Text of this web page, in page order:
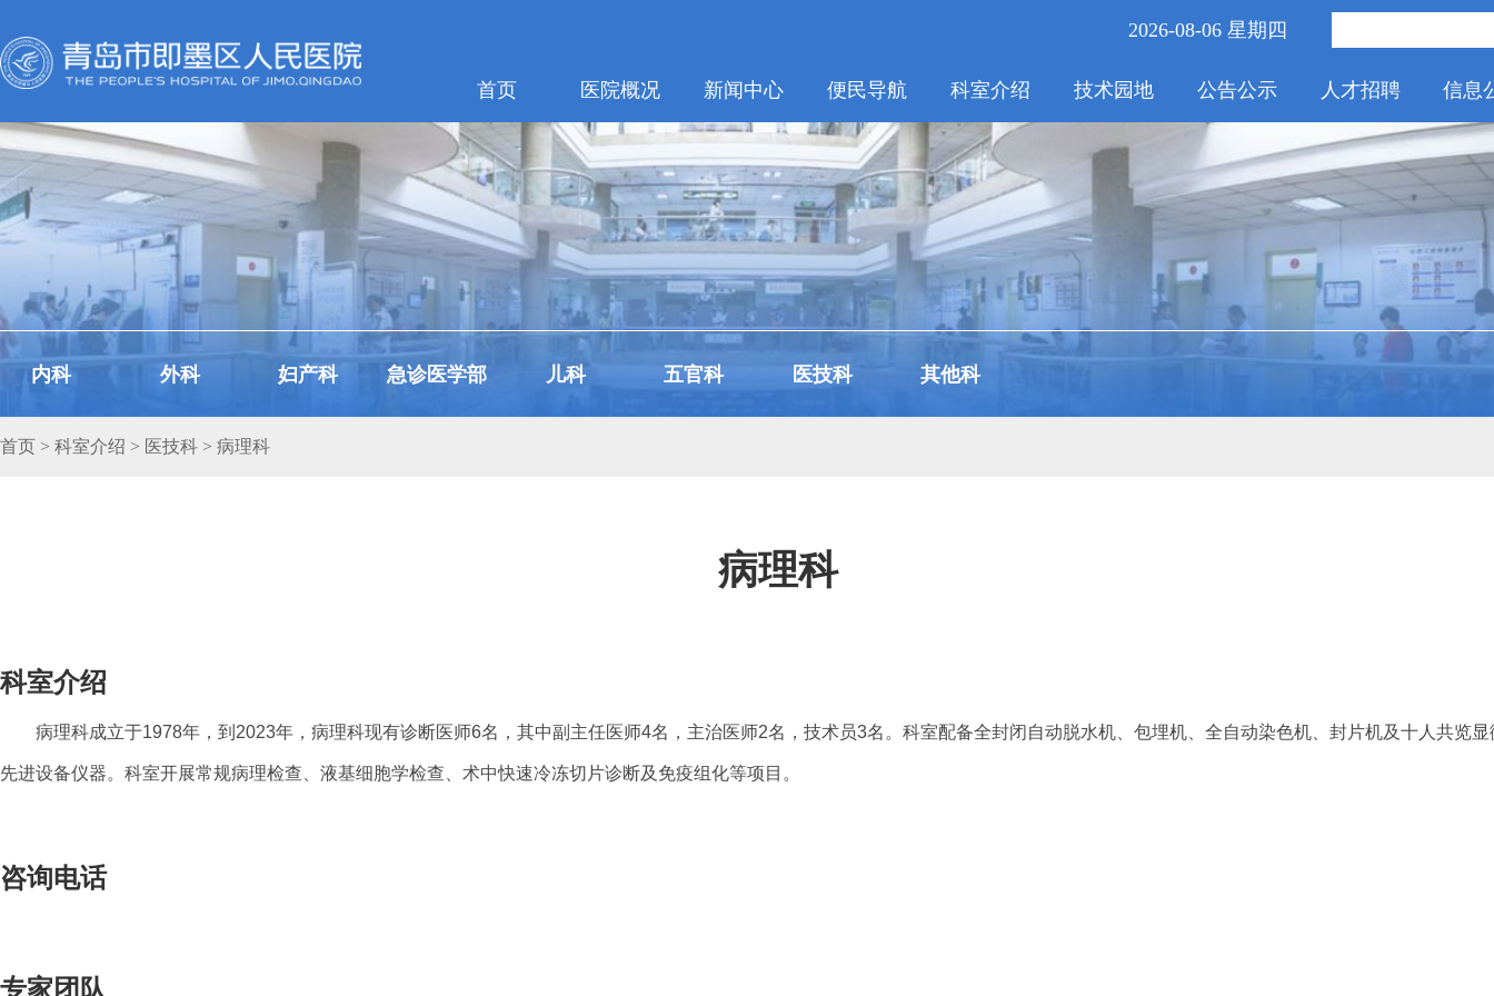
2026-08-06 星期四
首页 医院概况 新闻中心 便民导航 科室介绍 技术园地 公告公示 人才招聘 信息
内科 外科 妇产科 急诊医学部 儿科 五官科 医技科 其他科
首页 > 科室介绍 > 医技科 > 病理科
病理科
科室介绍
病理科成立于1978年，到2023年，病理科现有诊断医师6名，其中副主任医师4名，主治医师2名，技术员3名。科室配备全封闭自动脱水机、包埋机、全自动染色机、封片机及十人共览显
先进设备仪器。科室开展常规病理检查、液基细胞学检查、术中快速冷冻切片诊断及免疫组化等项目。
咨询电话
专家团队